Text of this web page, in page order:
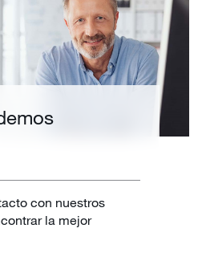
con nuestros
la mejor